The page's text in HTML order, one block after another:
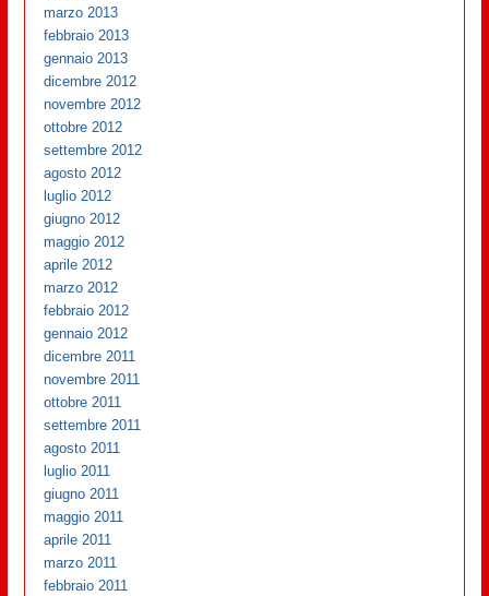
marzo 2013
febbraio 2013
gennaio 2013
dicembre 2012
novembre 2012
ottobre 2012
settembre 2012
agosto 2012
luglio 2012
giugno 2012
maggio 2012
aprile 2012
marzo 2012
febbraio 2012
gennaio 2012
dicembre 2011
novembre 2011
ottobre 2011
settembre 2011
agosto 2011
luglio 2011
giugno 2011
maggio 2011
aprile 2011
marzo 2011
febbraio 2011